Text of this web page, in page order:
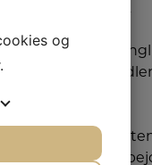
kuverter
hvilket
almindeligvis
Hvidt &
og
.